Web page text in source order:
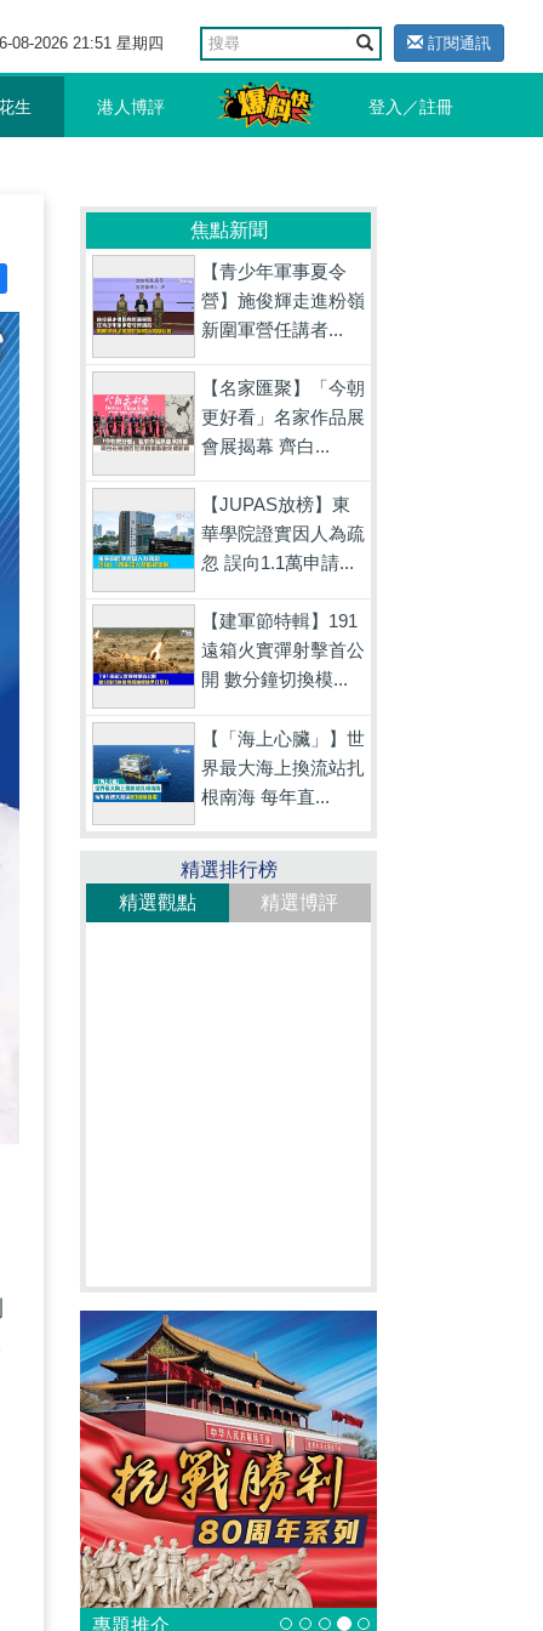
08-2026 21:51 星期四 訂閱通訊
生 港人博評 登入／註冊
焦點新聞
【青少年軍事夏令
營】施俊輝走進粉嶺
新圍軍營任講者...
【名家匯聚】「今朝
更好看」名家作品展
會展揭幕 齊白...
【JUPAS放榜】東
華學院證實因人為疏
忽 誤向1.1萬申請...
【建軍節特輯】191
遠箱火實彈射擊首公
開 數分鐘切換模...
【「海上心臟」】世
界最大海上換流站扎
根南海 每年直...
精選排行榜
精選觀點
精選博評
專題推介